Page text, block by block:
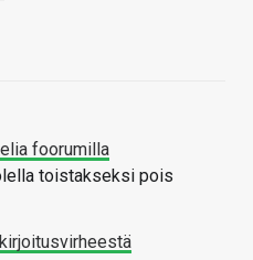
foorumilla
toistakseksi pois